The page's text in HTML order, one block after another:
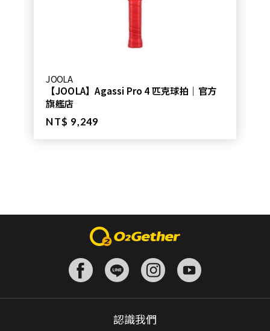
JOOLA
【JOOLA】Agassi Pro 4 匹克球拍｜官方
旗艦店
NT$ 9,249
認識我們